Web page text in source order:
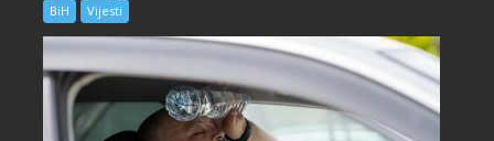
BiH Vijesti